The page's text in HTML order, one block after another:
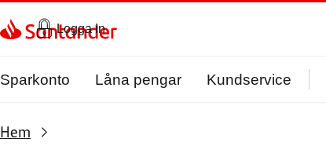
Gå direkt till textinnehål
Logga in
Sparkonto Låna pengar Kundservice
Hem